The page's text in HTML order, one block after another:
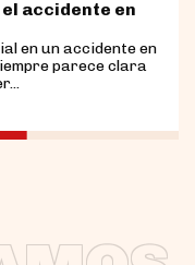
el accidente en
en un accidente en
parece clara